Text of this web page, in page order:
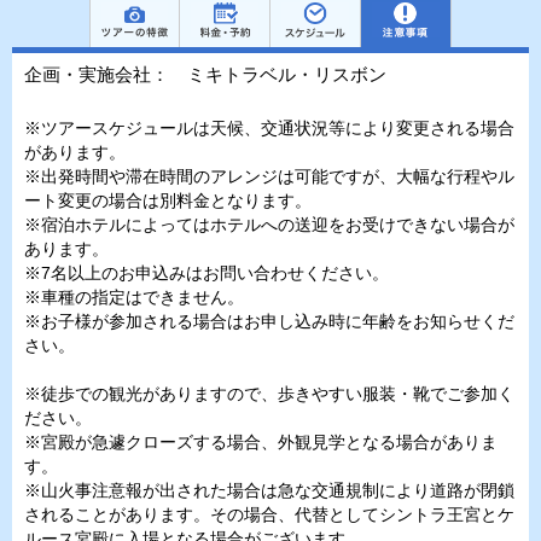
企画・実施会社： ミキトラベル・リスボン
※ツアースケジュールは天候、交通状況等により変更される場合
があります。
※出発時間や滞在時間のアレンジは可能ですが、大幅な行程やル
ート変更の場合は別料金となります。
※宿泊ホテルによってはホテルへの送迎をお受けできない場合が
あります。
※7名以上のお申込みはお問い合わせください。
※車種の指定はできません。
※お子様が参加される場合はお申し込み時に年齢をお知らせくだ
さい。
※徒歩での観光がありますので、歩きやすい服装・靴でご参加く
ださい。
※宮殿が急遽クローズする場合、外観見学となる場合がありま
す。
※山火事注意報が出された場合は急な交通規制により道路が閉鎖
されることがあります。その場合、代替としてシントラ王宮とケ